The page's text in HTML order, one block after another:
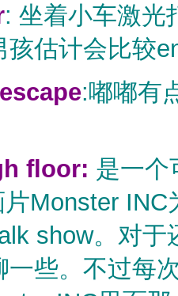
: 坐着小车激光
孩估计会比较
:嘟嘟有
floor: 是一个
Monster
show。对于
一些。不过每